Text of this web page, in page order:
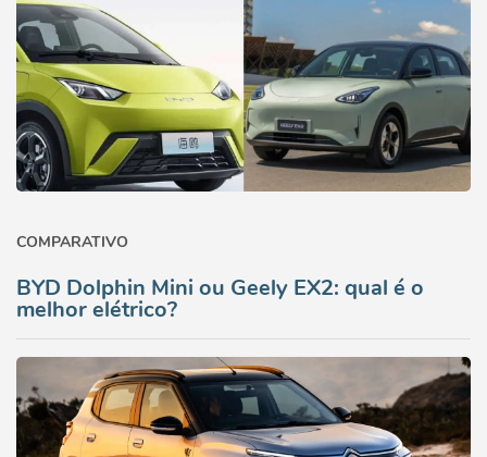
COMPARATIVO
BYD Dolphin Mini ou Geely EX2: qual é o
melhor elétrico?